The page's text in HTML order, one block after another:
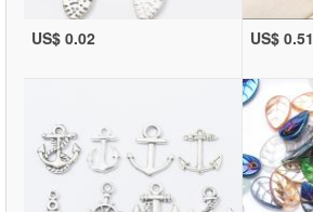
US$ 0.02 US$ 0.51